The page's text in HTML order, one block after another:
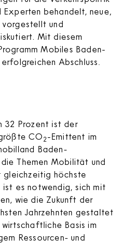
Experten behandelt, neue,
und
Mit diesem
Mobiles Baden-
Abschluss.
32 Prozent ist der
CO2-Emittent im
Baden-
Themen Mobilität und
höchste
ist es notwendig, sich mit
wie die Zukunft der
Jahrzehnten gestaltet
wirtschaftliche Basis im
Ressourcen- und